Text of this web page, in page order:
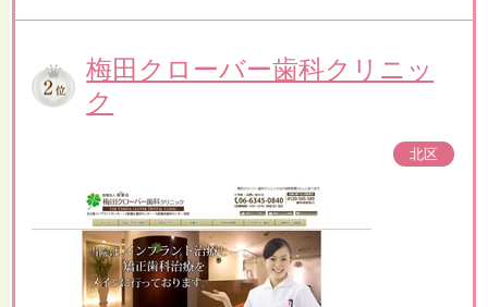
梅田クローバー歯科クリニッ
ク
北区